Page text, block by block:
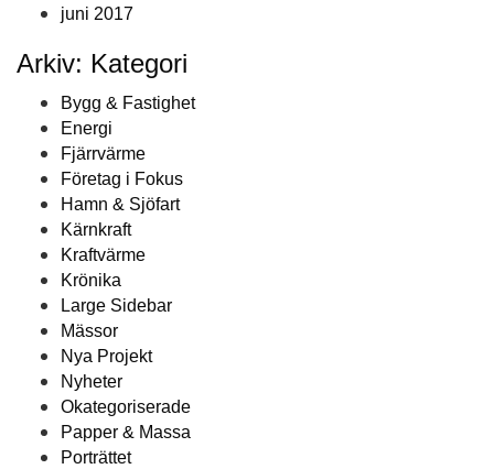
juni 2017
Arkiv: Kategori
Bygg & Fastighet
Energi
Fjärrvärme
Företag i Fokus
Hamn & Sjöfart
Kärnkraft
Kraftvärme
Krönika
Large Sidebar
Mässor
Nya Projekt
Nyheter
Okategoriserade
Papper & Massa
Porträttet